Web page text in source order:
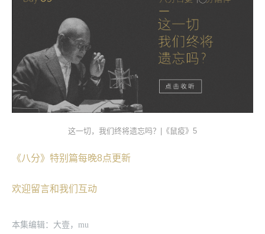
这一切，我们终将遗忘吗？|《鼠疫》5
《八分》特别篇每晚8点更新
欢迎留言和我们互动
本集编辑：大壹，mu